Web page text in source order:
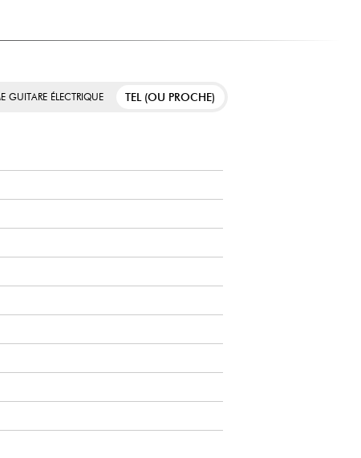
GUITARE ÉLECTRIQUE TEL (OU PROCHE)